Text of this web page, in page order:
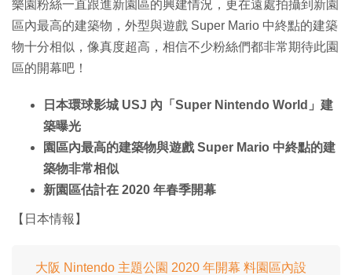
樂園粉絲一直跟進新園區的興建情況，更在遠處拍攝到新園
區內最高的建築物，外型與遊戲 Super Mario 中終點的建築
物十分相似，像真度超高，相信不少粉絲們都非常期待此園
區的開幕吧！
日本環球影城 USJ 內「Super Nintendo World」建
築曝光
園區內最高的建築物與遊戲 Super Mario 中終點的建
築物非常相似
新園區估計在 2020 年春季開幕
【日本情報】
大阪 Nintendo 主題公園 2020 年開幕 料園區內設